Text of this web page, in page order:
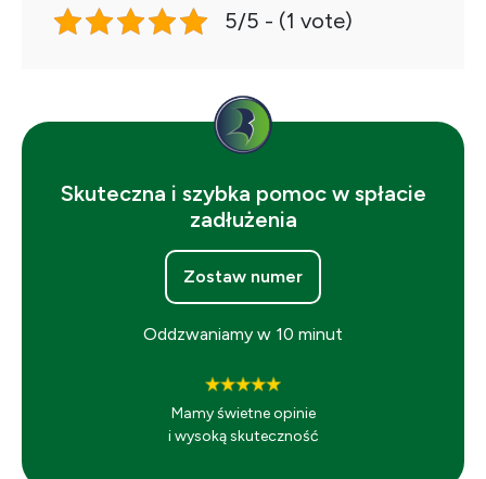
5/5 - (1 vote)
Skuteczna i szybka pomoc w spłacie
zadłużenia
Zostaw numer
Oddzwaniamy w 10 minut
Mamy świetne opinie
i wysoką skuteczność